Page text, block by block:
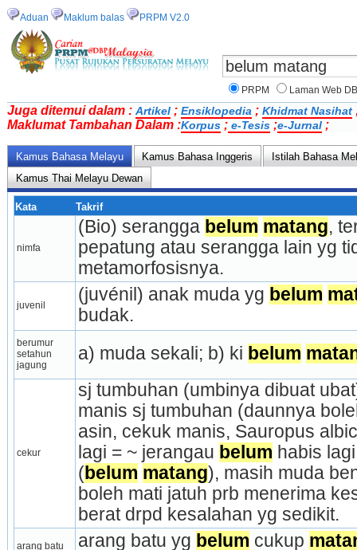
Aduan Maklum balas PRPM V2.0
PRPM Laman Web
Juga ditemui dalam : Artikel ; Ensiklopedia ; Khidmat Nasihat
Maklumat Tambahan Dalam :Korpus ; e-Tesis ;e-Jurnal ;
Kamus Bahasa Melayu Kamus Bahasa Inggeris
Istilah Bahasa
Kamus Thai Melayu Dewan
Kata Takrif
nimfa
(Bio) serangga belum matang,
pepatung atau serangga lain yg
metamorfosisnya.
juvenil
(juvénil) anak muda yg belum
budak.
berumur
setahun
jagung
a) muda sekali; b) ki belum
cekur
sj tumbuhan (umbinya dibuat
manis sj tumbuhan (daunnya
asin, cekuk manis, Sauropus
lagi = ~ jerangau belum habis
(belum matang), masih muda
boleh mati jatuh prb menerima
berat drpd kesalahan yg sedikit.
arang batu
arang batu yg belum cukup